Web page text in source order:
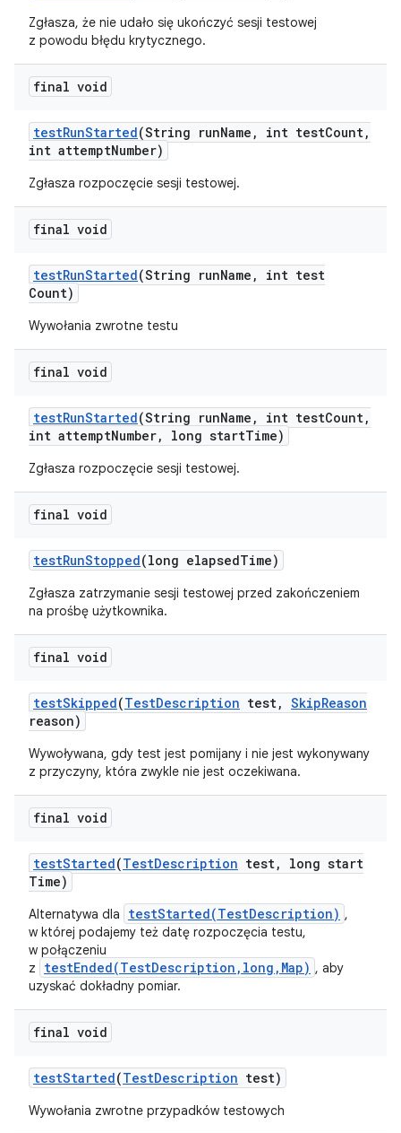
Zgłasza, że nie udało się ukończyć sesji testowej
z powodu błędu krytycznego.
final void
testRunStarted(String runName , int testCount,
int attemptNumber)
Zgłasza rozpoczęcie sesji testowej.
final void
testRunStarted(String runName ,
int test
Count)
Wywołania zwrotne testu
final void
testRunStarted(String runName , int testCount,
int attemptNumber, long startTime)
Zgłasza rozpoczęcie sesji testowej.
final void
testRunStopped(long elapsedTime)
Zgłasza zatrzymanie sesji testowej przed zakończeniem
na prośbę użytkownika.
final void
testSkipped(TestDescription test, SkipReason
reason)
Wywoływana, gdy test jest pomijany i nie jest wykonywany
z przyczyny, która zwykle nie jest oczekiwana.
final void
testStarted(TestDescription test,
long start
Time)
Alternatywa dla testStarted(TestDescription) ,
w której podajemy też datę rozpoczęcia testu,
w połączeniu
z
testEnded(TestDescription,long,Map) , aby
uzyskać dokładny pomiar.
final void
testStarted(TestDescription test)
Wywołania zwrotne przypadków testowych